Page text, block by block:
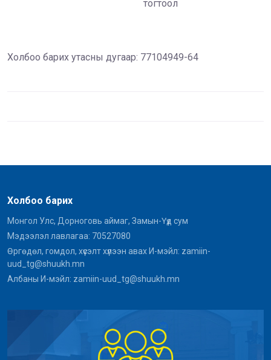
тогтоол
Холбоо барих утасны дугаар: 77104949-64
Холбоо барих
Монгол Улс, Дорноговь аймаг, Замын-Үүд сум
Мэдээлэл лавлагаа: 70527080
Өргөдөл, гомдол, хүсэлт хүлээн авах И-мэйл: zamiin-
uud_tg@shuukh.mn
Албаны И-мэйл: zamiin-uud_tg@shuukh.mn